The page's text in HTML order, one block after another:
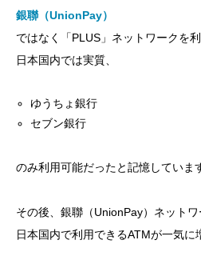
銀聯（UnionPay）
ではなく「PLUS」ネットワークを利
日本国内では実質、
ゆうちょ銀行
セブン銀行
のみ利用可能だったと記憶していま
その後、銀聯（UnionPay）ネットワ
日本国内で利用できるATMが一気に